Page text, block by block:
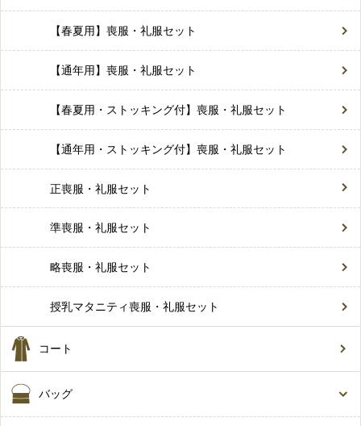
【春夏用】喪服・礼服セット
【通年用】喪服・礼服セット
【春夏用・ストッキング付】喪服・礼服セット
【通年用・ストッキング付】喪服・礼服セット
正喪服・礼服セット
準喪服・礼服セット
略喪服・礼服セット
授乳マタニティ喪服・礼服セット
コート
バッグ